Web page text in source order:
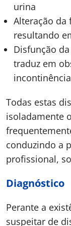
urina
Alteração da
resultando
Disfunção
traduz em
Todas estas
isoladamente
conduzindo a
profissional,
Diagnóstico
Perante a
suspeitar de